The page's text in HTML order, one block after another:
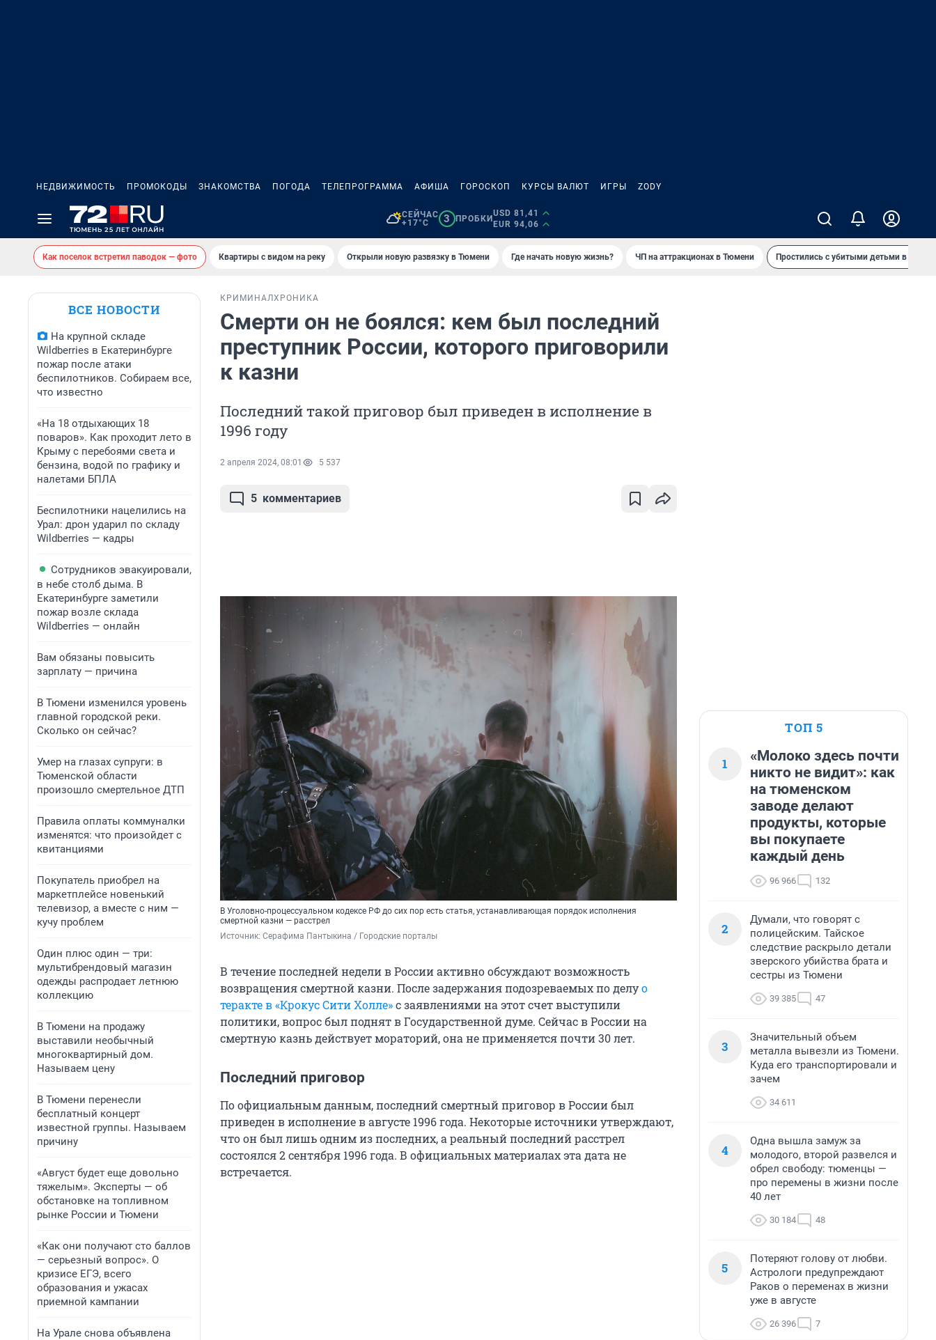
НЕДВИЖИМОСТЬ ПРОМОКОДЫ ЗНАКОМСТВА ПОГОДА ТЕЛЕПРОГРАММА АФИША ГОРОСКОП КУРСЫ ВАЛЮТ ИГРЫ ZODY
СЕЙЧАС
+17°C
3 ПРОБКИ
USD 81,41
EUR 94,06
Как поселок встретил паводок — фото Квартиры с видом на реку Открыли новую развязку в Тюмени Где начать новую жизнь? ЧП на аттракционах в Тюмени Простились с убитыми детьми в
ВСЕ НОВОСТИ
На крупной складе
Wildberries в Екатеринбурге
пожар после атаки
беспилотников. Собираем все,
что известно
«На 18 отдыхающих 18
поваров». Как проходит лето в
Крыму с перебоями света и
бензина, водой по графику и
налетами БПЛА
Беспилотники нацелились на
Урал: дрон ударил по складу
Wildberries — кадры
Сотрудников эвакуировали,
в небе столб дыма. В
Екатеринбурге заметили
пожар возле склада
Wildberries — онлайн
Вам обязаны повысить
зарплату — причина
В Тюмени изменился уровень
главной городской реки.
Сколько он сейчас?
Умер на глазах супруги: в
Тюменской области
произошло смертельное ДТП
Правила оплаты коммуналки
изменятся: что произойдет с
квитанциями
Покупатель приобрел на
маркетплейсе новенький
телевизор, а вместе с ним —
кучу проблем
Один плюс один — три:
мультибрендовый магазин
одежды распродает летнюю
коллекцию
В Тюмени на продажу
выставили необычный
многоквартирный дом.
Называем цену
В Тюмени перенесли
бесплатный концерт
известной группы. Называем
причину
«Август будет еще довольно
тяжелым». Эксперты — об
обстановке на топливном
рынке России и Тюмени
«Как они получают сто баллов
— серьезный вопрос». О
кризисе ЕГЭ, всего
образования и ужасах
приемной кампании
На Урале снова объявлена
КРИМИНАЛХРОНИКА
Смерти он не боялся: кем был последний
преступник России, которого приговорили
к казни
Последний такой приговор был приведен в исполнение в
1996 году
2 апреля 2024, 08:01 5 537
5 комментариев
В Уголовно-процессуальном кодексе РФ до сих пор есть статья, устанавливающая порядок исполнения
смертной казни — расстрел
Источник: Серафима Пантыкина / Городские порталы
В течение последней недели в России активно обсуждают возможность
возвращения смертной казни. После задержания подозреваемых по делуо
теракте в «Крокус Сити Холле»с заявлениями на этот счет выступили
политики, вопрос был поднят в Государственной думе. Сейчас в России на
смертную казнь действует мораторий, она не применяется почти 30 лет.
Последний приговор
По официальным данным, последний смертный приговор в России был
приведен в исполнение в августе 1996 года. Некоторые источники утверждают,
что он был лишь одним из последних, а реальный последний расстрел
состоялся 2 сентября 1996 года. В официальных материалах эта дата не
встречается.
ТОП 5
1
«Молоко здесь почти
никто не видит»: как
на тюменском
заводе делают
продукты, которые
вы покупаете
каждый день
96 966 132
2
Думали, что говорят с
полицейским. Тайское
следствие раскрыло детали
зверского убийства брата и
сестры из Тюмени
39 385 47
3
Значительный объем
металла вывезли из Тюмени.
Куда его транспортировали и
зачем
34 611
4
Одна вышла замуж за
молодого, второй развелся и
обрел свободу: тюменцы —
про перемены в жизни после
40 лет
30 184 48
5
Потеряют голову от любви.
Астрологи предупреждают
Раков о переменах в жизни
уже в августе
26 396 7